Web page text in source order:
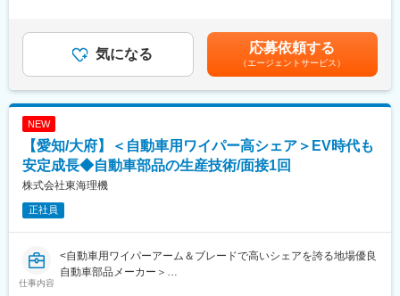
新規事業の挑戦も積極的に展開するなど、赤字を出さないため
の企業戦略を続け健全な企業体質を保ちます。
◎民間企業様向けの電気設備・再生可能エネルギー向け分野へ積
ア。
・新製品の試作及び量産移行の支援
∟新しい製品を開発する際に、その試作品を作成します。そし
∟新しい生産設備を導入し、それがうまく稼働するように設計や
調整を行います。また、既存の設備に対しても改善を加え、より
効率的に稼働させるための設計を行います。
企画・実行します。例えば、材料の無駄を減らしたり、作業時間
を短縮する方法を考えます。
～700万、課長クラス800万～900万 賃金はあくま
でも目安の金額であり、選考を通じて上下する可能性がありま
す。月給(月額)は固定手当を含めた表記です。
気になる 応募依頼する
（エージェントサービス）
NEW
【愛知/大府】＜自動車用ワイパー高シェア＞EV時代も
安定成長◆自動車部品の生産技術/面接1回
株式会社東海理機
正社員
仕事内容
<自動車用ワイパーアーム＆ブレードで高いシェアを誇る地場優良
自動車部品メーカー＞